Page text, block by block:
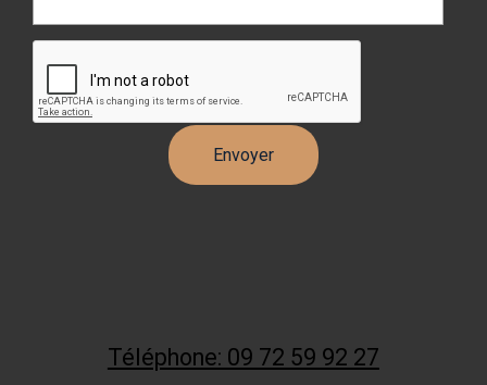
Téléphone: 09 72 59 92 27